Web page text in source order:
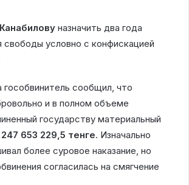
назначить два года
свободы условно с конфискацией
сообщил, что
и в полном объеме
государству материальный
247 653 229,5 тенге. Изначально
более суровое наказание, но
согласилась на смягчение